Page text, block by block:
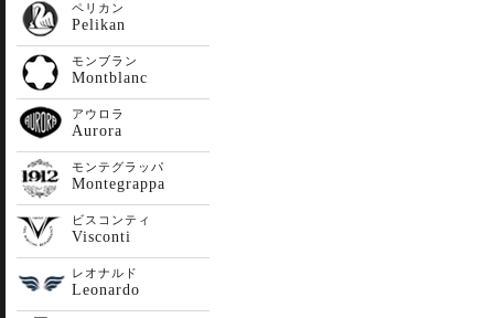
ペリカン
Pelikan
モンブラン
Montblanc
アウロラ
Aurora
モンテグラッパ
Montegrappa
ビスコンティ
Visconti
レオナルド
Leonardo